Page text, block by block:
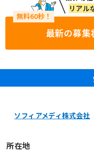
リアル
最新の募集
ソフィアメディ株式会社
所在地